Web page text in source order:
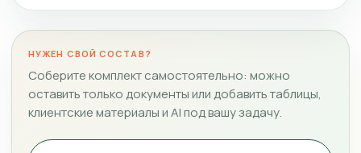
НУЖЕН СВОЙ СОСТАВ?
Соберите комплект самостоятельно: можно
оставить только документы или добавить таблицы,
клиентские материалы и AI под вашу задачу.